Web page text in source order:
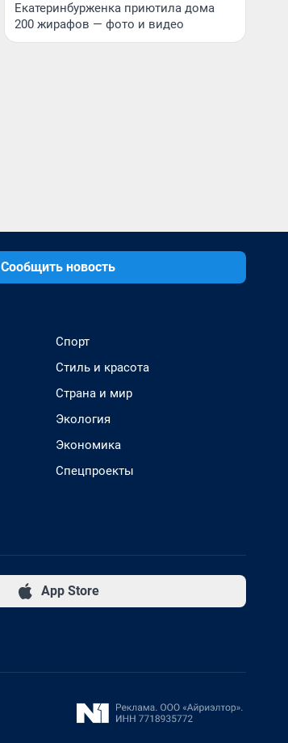
Екатеринбурженка приютила дома
200 жирафов — фото и видео
Сообщить новость
Спорт
Стиль и красота
Страна и мир
Экология
Экономика
Спецпроекты
App Store